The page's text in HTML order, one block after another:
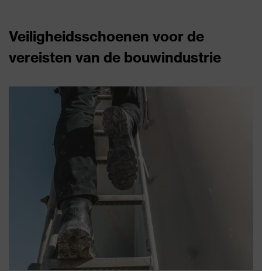
Veiligheidsschoenen voor de
vereisten van de bouwindustrie